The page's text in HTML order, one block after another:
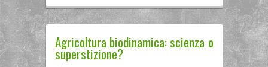
Agricoltura biodinamica: scienza o
superstizione?